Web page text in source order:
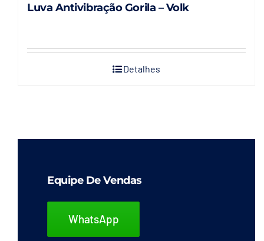
Luva Antivibração Gorila – Volk
Detalhes
Equipe De Vendas
WhatsApp